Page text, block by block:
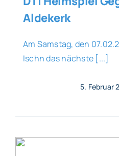
Aldekerk
Am Samstag, den
Ischn das nächste [...]
5. Februar